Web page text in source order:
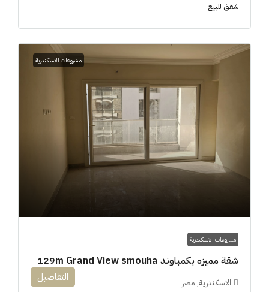
شقق للبيع
مشروعات الاسكندرية
مشروعات الاسكندرية
شقة مميزه بكمباوند 129m Grand View smouha
الاسكندرية, مصر التفاصيل